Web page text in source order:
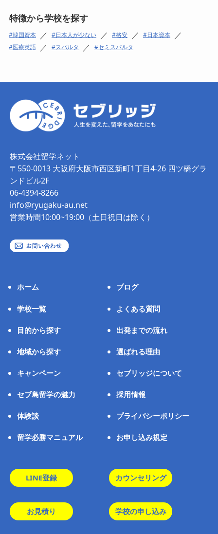
特徴から学校を探す
韓国資本 ／ 日本人が少ない ／ 格安 ／ 日本資本 ／
医療英語 ／ スパルタ ／ セミスパルタ
株式会社留学ネット
〒550-0013 大阪府大阪市西区新町1丁目4-26 四ツ橋グラ
ンドビル2F
06-4394-8266
info@ryugaku-au.net
営業時間10:00~19:00（土日祝日は除く）
ホーム
学校一覧
目的から探す
地域から探す
キャンペーン
セブ島留学の魅力
体験談
留学必勝マニュアル
ブログ
よくある質問
出発までの流れ
選ばれる理由
セブリッジについて
採用情報
プライバシーポリシー
お申し込み規定
LINE登録 カウンセリング
お見積り 学校の申し込み